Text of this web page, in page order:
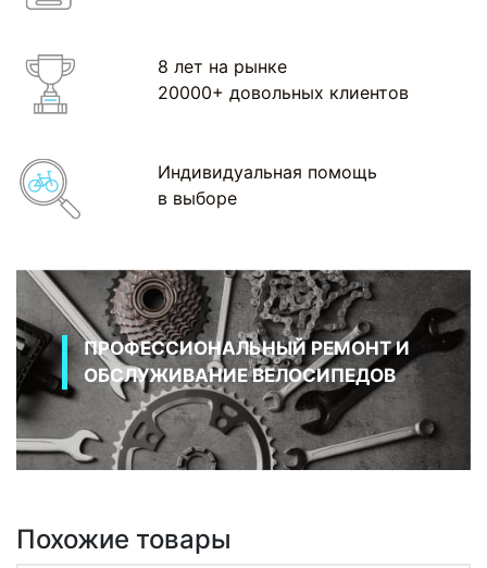
8 лет на рынке
20000+ довольных клиентов
Индивидуальная помощь
в выборе
ПРОФЕССИОНАЛЬНЫЙ РЕМОНТ И
ОБСЛУЖИВАНИЕ ВЕЛОСИПЕДОВ
Похожие товары